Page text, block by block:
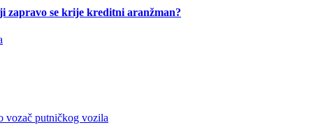
zapravo se krije kreditni aranžman?